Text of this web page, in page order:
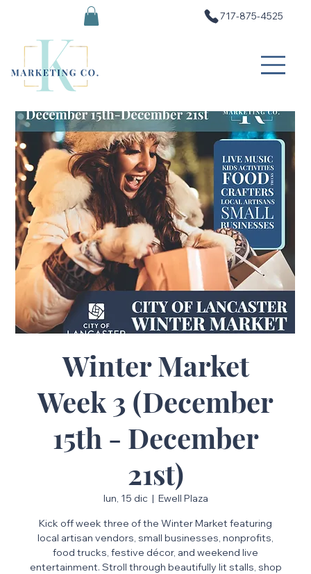
717-875-4525
Winter Market
Week 3 (December
15th - December
21st)
lun, 15 dic
  |
Ewell Plaza
Kick off week three of the Winter Market featuring
local artisan vendors, small businesses, nonprofits,
food trucks, festive décor, and weekend live
entertainment. Stroll through beautifully lit stalls, shop